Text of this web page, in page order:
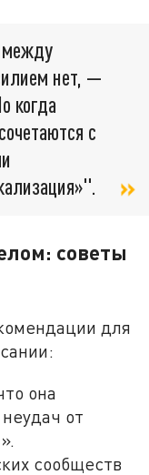
между
нет, —
когда
с
советы
для
она
от
сообществ